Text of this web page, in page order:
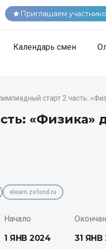
Приглашаем
Календарь смен
старт 2 часть:
«Физика»
elearn.zsfond.ru
Начало
1 ЯНВ 2024
31 ЯНВ